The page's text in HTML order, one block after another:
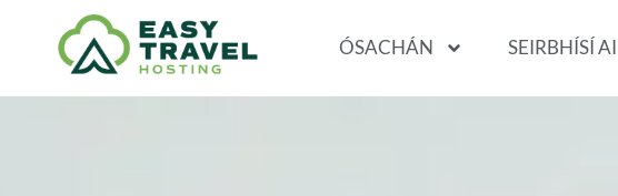
ÓSACHÁN SEIRBHÍSÍ AI